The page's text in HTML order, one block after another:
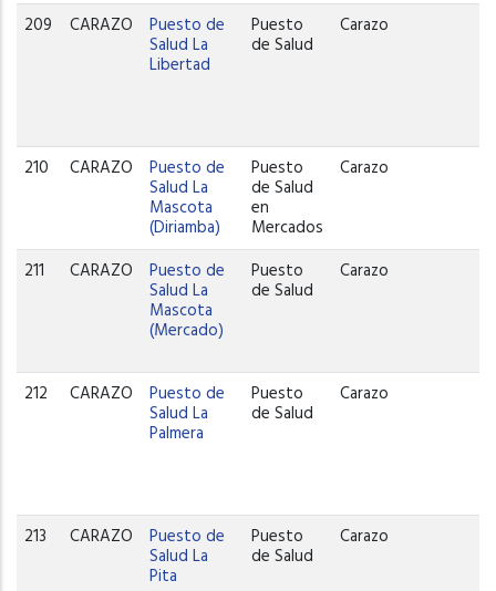
209 CARAZO Puesto de
Salud La
Libertad
Puesto
de Salud
Carazo
210 CARAZO Puesto de
Salud La
Mascota
(Diriamba)
Puesto
de Salud
en
Mercados
Carazo
211 CARAZO Puesto de
Salud La
Mascota
(Mercado)
Puesto
de Salud
Carazo
212 CARAZO Puesto de
Salud La
Palmera
Puesto
de Salud
Carazo
213 CARAZO Puesto de
Salud La
Pita
Puesto
de Salud
Carazo